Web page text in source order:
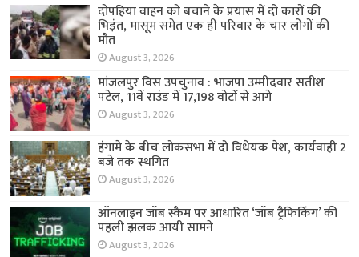
दोपहिया वाहन को बचाने के प्रयास में दो कारों की
भिड़ंत, मासूम समेत एक ही परिवार के चार लोगों की
मौत
August 3, 2026
मांजलपुर विस उपचुनाव : भाजपा उम्मीदवार सतीश
पटेल, 11वें राउंड में 17,198 वोटों से आगे
August 3, 2026
हंगामे के बीच लोकसभा में दो विधेयक पेश, कार्यवाही 2
बजे तक स्थगित
August 3, 2026
ऑनलाइन जॉब स्कैम पर आधारित ‘जॉब ट्रैफिकिंग’ की
पहली झलक आयी सामने
August 3, 2026